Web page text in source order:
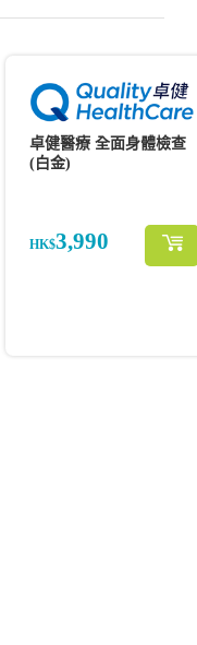
卓健醫療 全面身體檢查
(白金)
HK$3,990